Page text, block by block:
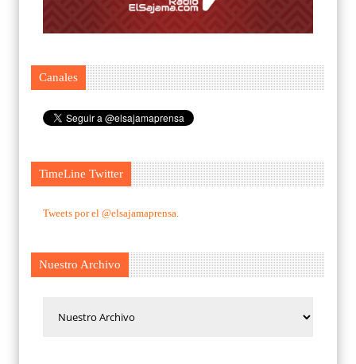
Canales
TimeLine Twitter
Tweets por el @elsajamaprensa.
Nuestro Archivo